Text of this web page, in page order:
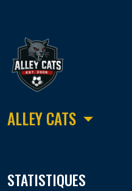
ALLEY CATS
STATISTIQUES